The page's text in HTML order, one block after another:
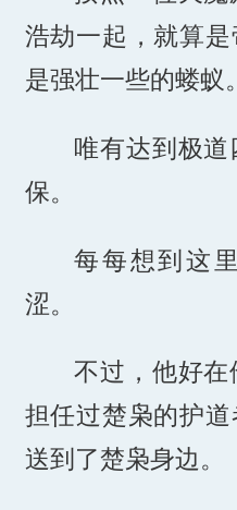
浩劫一起，就算
是强壮一些的蝼蚁。
唯有达到极道
保。
每每想到这
涩。
不过，他好在
担任过楚枭的护
送到了楚枭身边。